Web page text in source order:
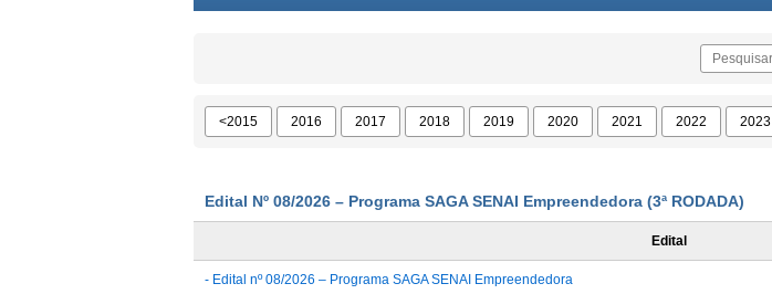
<2015 2016 2017 2018 2019 2020 2021 2022 2023
Edital Nº 08/2026 – Programa SAGA SENAI Empreendedora (3ª RODADA)
Edital
- Edital nº 08/2026 – Programa SAGA SENAI Empreendedora